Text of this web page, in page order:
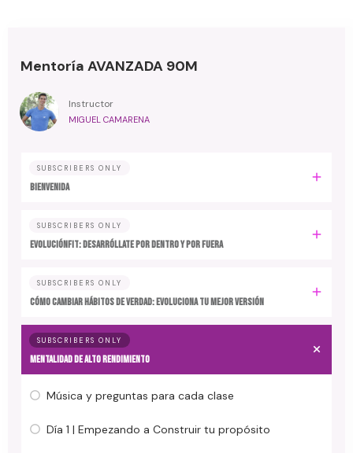
Mentoría AVANZADA 90M
Instructor
MIGUEL CAMARENA
SUBSCRIBERS ONLY
BIENVENIDA
SUBSCRIBERS ONLY
EvoluciónFit: desarróllate por dentro y por fuera
SUBSCRIBERS ONLY
Cómo cambiar hábitos de verdad: evoluciona tu mejor versión
SUBSCRIBERS ONLY
MENTALIDAD DE ALTO RENDIMIENTO
Música y preguntas para cada clase
Día 1 | Empezando a Construir tu propósito